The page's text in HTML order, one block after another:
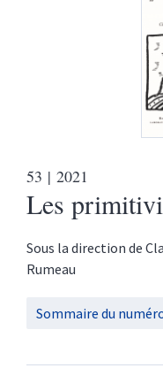
53 | 2021
Les
Sous la direction de
Rumeau
Sommaire du